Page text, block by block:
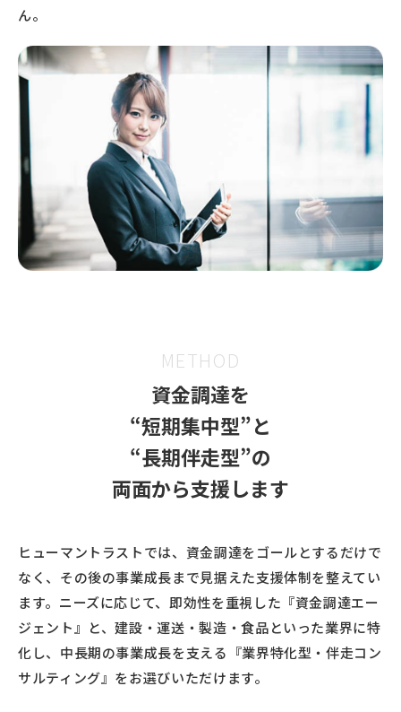
ん。
METHOD
資金調達を
“短期集中型”と
“長期伴走型”の
両面から支援します
ヒューマントラストでは、資金調達をゴールとするだけで
なく、その後の事業成長まで見据えた支援体制を整えてい
ます。ニーズに応じて、即効性を重視した『資金調達エー
ジェント』と、建設・運送・製造・食品といった業界に特
化し、中長期の事業成長を支える『業界特化型・伴走コン
サルティング』をお選びいただけます。